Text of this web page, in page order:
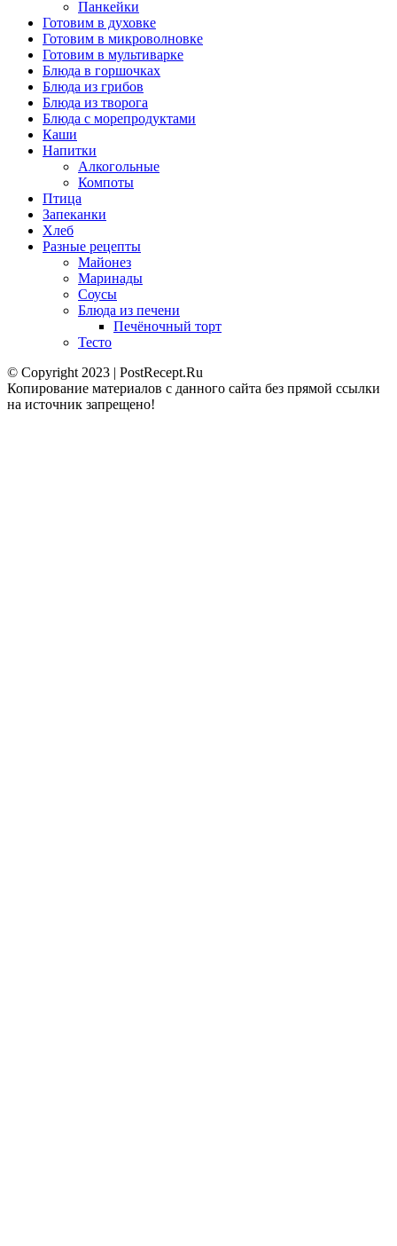
Панкейки
Готовим в духовке
Готовим в микроволновке
Готовим в мультиварке
Блюда в горшочках
Блюда из грибов
Блюда из творога
Блюда с морепродуктами
Каши
Напитки
Алкогольные
Компоты
Птица
Запеканки
Хлеб
Разные рецепты
Майонез
Маринады
Соусы
Блюда из печени
Печёночный торт
Тесто
© Copyright 2023 | PostRecept.Ru
Копирование материалов с данного сайта без прямой ссылки
на источник запрещено!